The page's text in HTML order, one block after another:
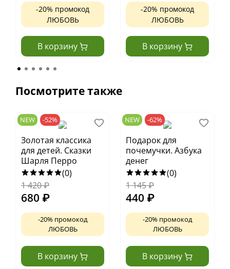
-20% промокод
ЛЮБОВЬ
В корзину
-20% промокод
ЛЮБОВЬ
В корзину
Посмотрите также
NEW -52%
Золотая классика
для детей. Сказки
Шарля Перро
(0)
1 420₽
680 ₽
-20% промокод
ЛЮБОВЬ
В корзину
NEW -62%
Подарок для
почемучки. Азбука
денег
(0)
1 145₽
440 ₽
-20% промокод
ЛЮБОВЬ
В корзину